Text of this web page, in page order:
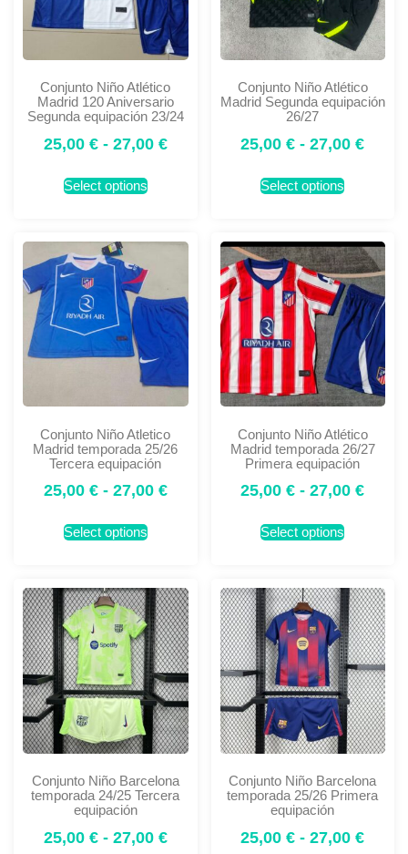
Conjunto Niño Atlético
Madrid 120 Aniversario
Segunda equipación 23/24
25,00 € - 27,00 €
Select options
Conjunto Niño Atlético
Madrid Segunda equipación
26/27
25,00€ - 27,00€
Select options
Conjunto Niño Atletico
Madrid temporada 25/26
Tercera equipación
25,00 € - 27,00 €
Select options
Conjunto Niño Atlético
Madrid temporada 26/27
Primera equipación
25,00€ - 27,00€
Select options
Conjunto Niño Barcelona
temporada 24/25 Tercera
equipación
25,00 € - 27,00 €
Conjunto Niño Barcelona
temporada 25/26 Primera
equipación
25,00€ - 27,00€